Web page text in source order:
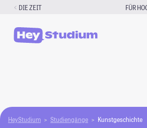
Zum
springen
DIE ZEIT FÜR
HeyStudium Studiengänge Kunstgeschichte